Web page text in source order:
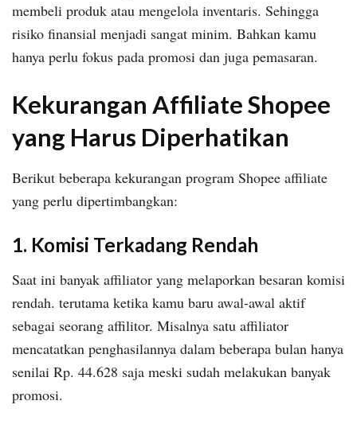
membeli produk atau mengelola inventaris. Sehingga
risiko finansial menjadi sangat minim. Bahkan kamu
hanya perlu fokus pada promosi dan juga pemasaran.
Kekurangan Affiliate Shopee
yang Harus Diperhatikan
Berikut beberapa kekurangan program Shopee affiliate
yang perlu dipertimbangkan:
1. Komisi Terkadang Rendah
Saat ini banyak affiliator yang melaporkan besaran komisi
rendah. terutama ketika kamu baru awal-awal aktif
sebagai seorang affilitor. Misalnya satu affiliator
mencatatkan penghasilannya dalam beberapa bulan hanya
senilai Rp. 44.628 saja meski sudah melakukan banyak
promosi.